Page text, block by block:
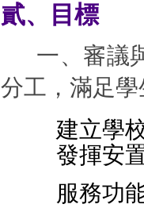
貳、 目標
一、審議
分工，滿足
建立學
發揮安
服務功